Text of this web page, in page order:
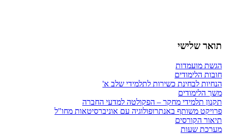
תואר שלישי
הגשת מועמדות
חובות הלימודים
הנחיות לבחינת כשירות לתלמידי שלב א'
משך הלימודים
תקנון תלמידי מחקר – הפקולטה למדעי החברה
פרויקט משותף באנתרופולוגיה עם אוניברסיטאות מחו"ל
תיאור הקורסים
מערכת שעות